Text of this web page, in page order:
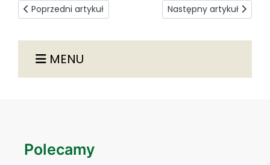
MENU
Poprzedni artykuł: SKRĘCENIE
Poprzedni artykuł Następny artykuł:
Następny artykuł
Polecamy